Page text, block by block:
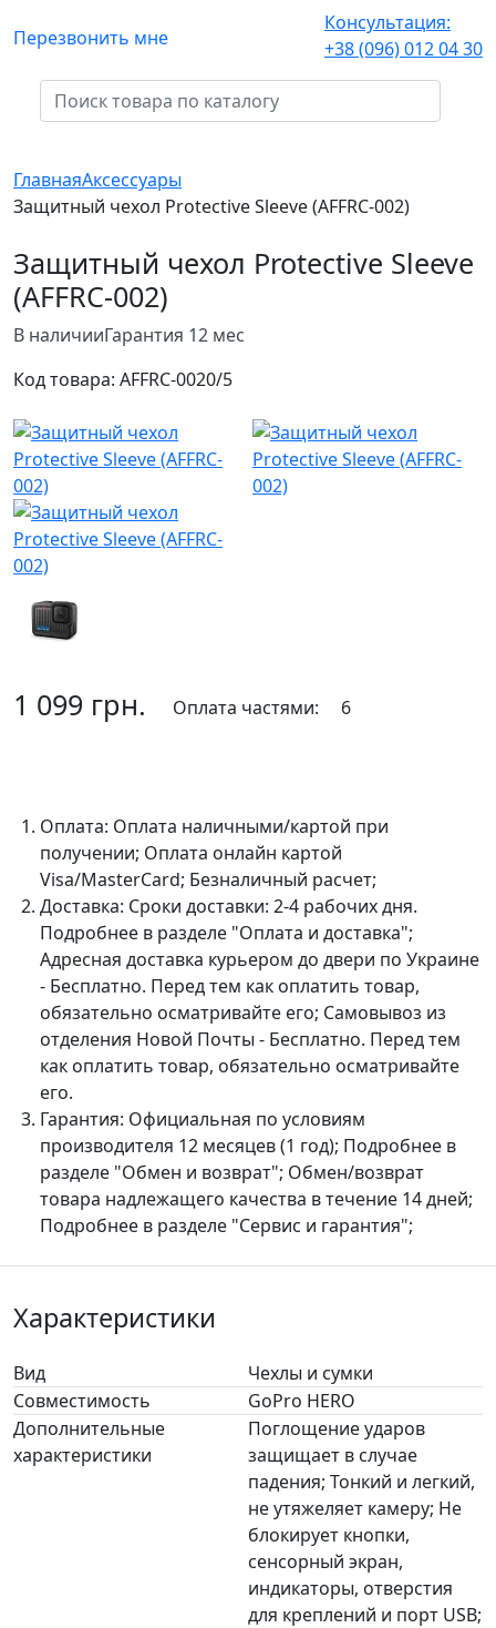
Перезвонить мне
Консультация:
+38 (096) 012 04 30
ГлавнаяАксессуары
Защитный чехол Protective Sleeve (AFFRC-002)
Защитный чехол Protective Sleeve
(AFFRC-002)
В наличииГарантия 12 мес
Код товара: AFFRC-0020/5
1 099 грн. Оплата частями: 6
Оплата: Оплата наличными/картой при
получении; Оплата онлайн картой
Visa/MasterCard; Безналичный расчет;
Доставка: Сроки доставки: 2-4 рабочих дня.
Подробнее в разделе "Оплата и доставка";
Адресная доставка курьером до двери по Украине
- Бесплатно. Перед тем как оплатить товар,
обязательно осматривайте его; Самовывоз из
отделения Новой Почты - Бесплатно. Перед тем
как оплатить товар, обязательно осматривайте
его.
Гарантия: Официальная по условиям
производителя 12 месяцев (1 год); Подробнее в
разделе "Обмен и возврат"; Обмен/возврат
товара надлежащего качества в течение 14 дней;
Подробнее в разделе "Сервис и гарантия";
Характеристики
Вид
Чехлы и сумки
Совместимость
GoPro HERO
Дополнительные
характеристики
Поглощение ударов
защищает в случае
падения; Тонкий и легкий,
не утяжеляет камеру; Не
блокирует кнопки,
сенсорный экран,
индикаторы, отверстия
для креплений и порт USB;